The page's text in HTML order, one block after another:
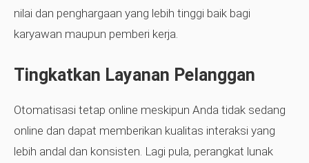
nilai dan penghargaan yang lebih tinggi baik bagi
karyawan maupun pemberi kerja.
Tingkatkan Layanan Pelanggan
Otomatisasi tetap online meskipun Anda tidak sedang
online dan dapat memberikan kualitas interaksi yang
lebih andal dan konsisten. Lagi pula, perangkat lunak